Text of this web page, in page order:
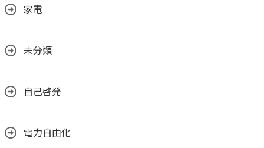
家電
未分類
自己啓発
電力自由化